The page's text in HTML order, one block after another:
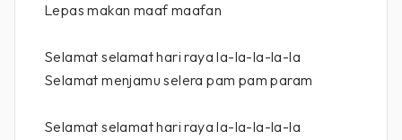
Lepas makan maaf maafan
Selamat selamat hari raya la-la-la-la-la
Selamat menjamu selera pam pam param
Selamat selamat hari raya la-la-la-la-la